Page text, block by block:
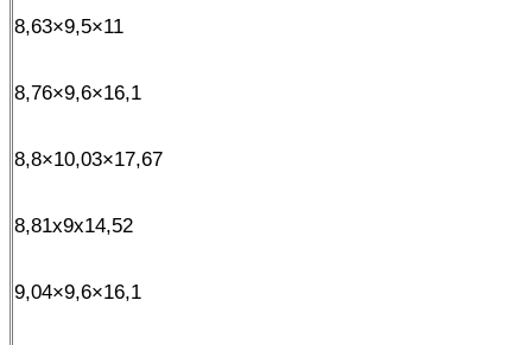
8,63×9,5×11
8,76×9,6×16,1
8,8×10,03×17,67
8,81x9x14,52
9,04×9,6×16,1